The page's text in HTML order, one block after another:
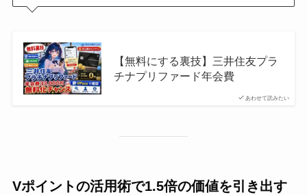
あわせて読みたい
【無料にする裏技】三井住友プラ
チナプリファード年会費
Vポイントの活用術で1.5倍の価値を引き出す